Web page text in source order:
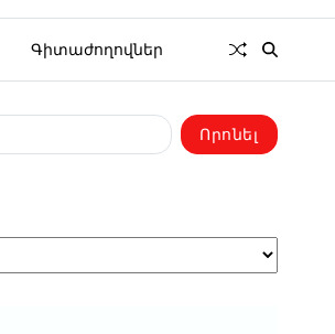
Գիտաժողովներ